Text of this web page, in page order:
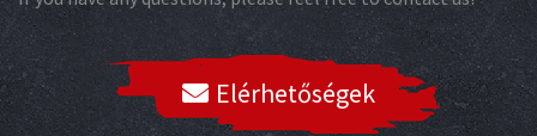
Elérhetőségek